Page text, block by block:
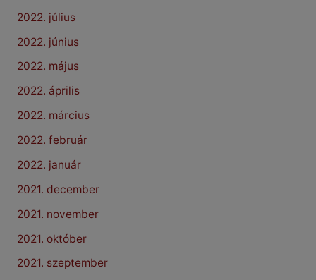
2022. július
2022. június
2022. május
2022. április
2022. március
2022. február
2022. január
2021. december
2021. november
2021. október
2021. szeptember